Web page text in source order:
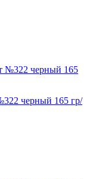
черный 165 гр/